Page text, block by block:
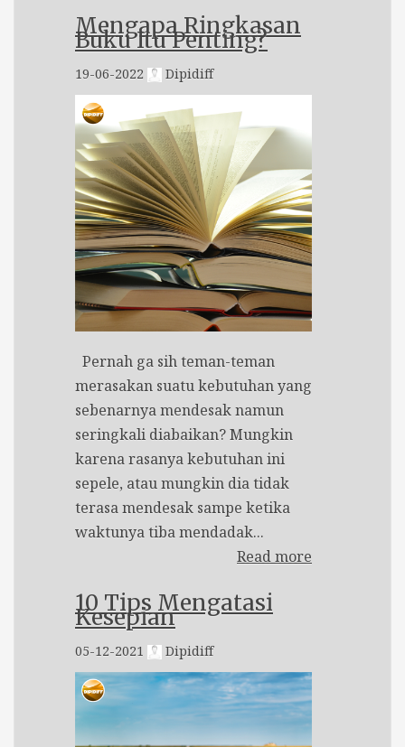
Mengapa Ringkasan
Buku Itu Penting?
19-06-2022 Dipidiff
Pernah ga sih teman-teman
merasakan suatu kebutuhan yang
sebenarnya mendesak namun
seringkali diabaikan? Mungkin
karena rasanya kebutuhan ini
sepele, atau mungkin dia tidak
terasa mendesak sampe ketika
waktunya tiba mendadak...
Read more
10 Tips Mengatasi
Kesepian
05-12-2021 Dipidiff